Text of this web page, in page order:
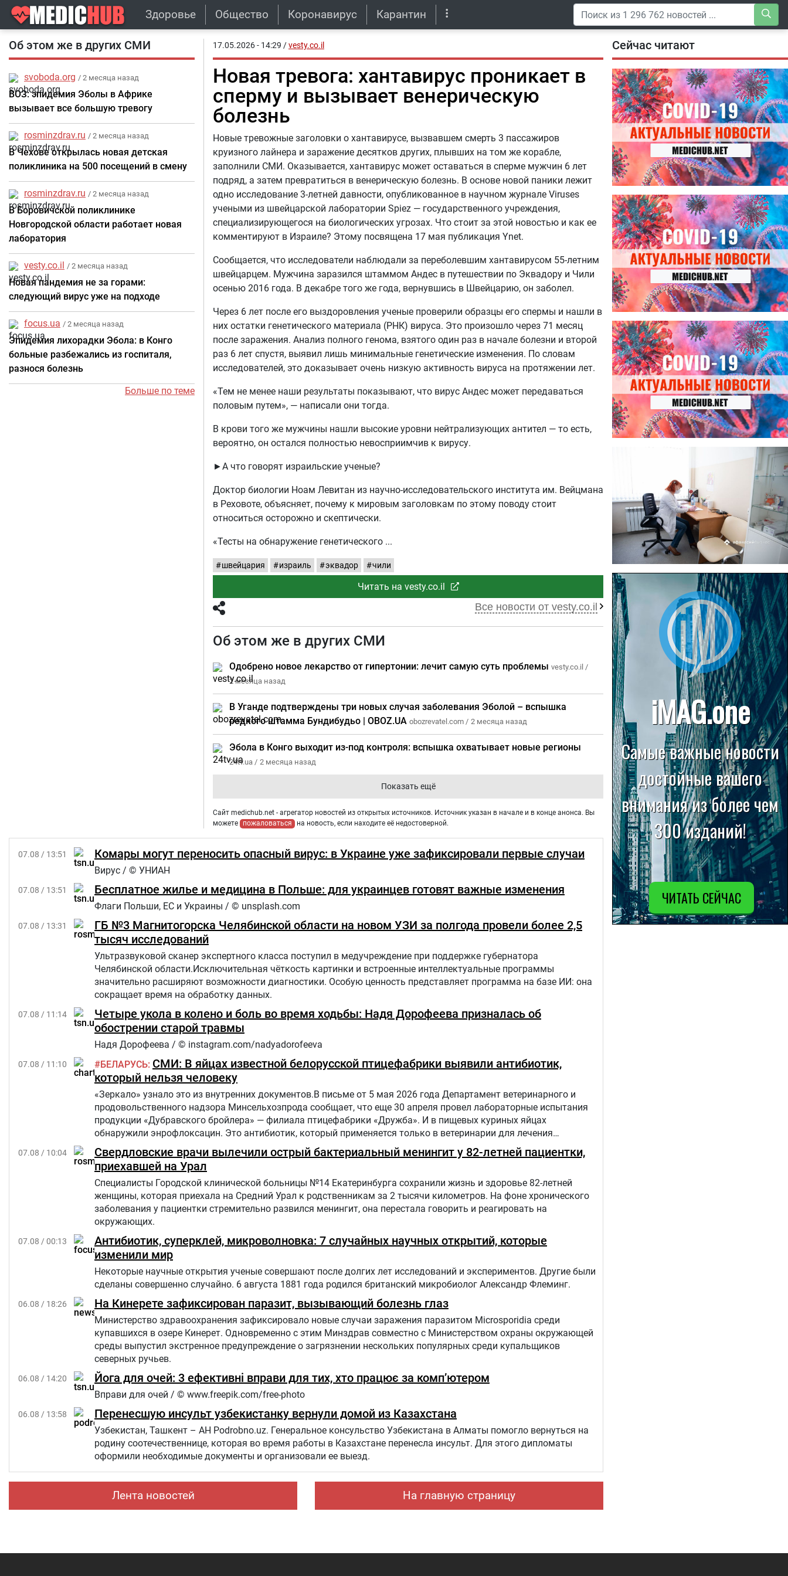
Здоровье Общество Коронавирус Карантин
Об этом же в других СМИ
svoboda.org / 2 месяца назад
ВОЗ: эпидемия Эболы в Африке
вызывает все большую тревогу
rosminzdrav.ru / 2 месяца назад
В Чехове открылась новая детская
поликлиника на 500 посещений в смену
rosminzdrav.ru / 2 месяца назад
В Боровичской поликлинике
Новгородской области работает новая
лаборатория
vesty.co.il / 2 месяца назад
Новая пандемия не за горами:
следующий вирус уже на подходе
focus.ua / 2 месяца назад
Эпидемия лихорадки Эбола: в Конго
больные разбежались из госпиталя,
разнося болезнь
Больше по теме
17.05.2026 - 14:29 /vesty.co.il
Новая тревога: хантавирус проникает в
сперму и вызывает венерическую
болезнь
Новые тревожные заголовки о хантавирусе, вызвавшем смерть 3 пассажиров
круизного лайнера и заражение десятков других, плывших на том же корабле,
заполнили СМИ. Оказывается, хантавирус может оставаться в сперме мужчин 6 лет
подряд, а затем превратиться в венерическую болезнь. В основе новой паники лежит
одно исследование 3-летней давности, опубликованное в научном журнале Viruses
учеными из швейцарской лаборатории Spiez — государственного учреждения,
специализирующегося на биологических угрозах. Что стоит за этой новостью и как ее
комментируют в Израиле? Этому посвящена 17 мая публикация Ynet.
Сообщается, что исследователи наблюдали за переболевшим хантавирусом 55-летним
швейцарцем. Мужчина заразился штаммом Андес в путешествии по Эквадору и Чили
осенью 2016 года. В декабре того же года, вернувшись в Швейцарию, он заболел.
Через 6 лет после его выздоровления ученые проверили образцы его спермы и нашли в
них остатки генетического материала (РНК) вируса. Это произошло через 71 месяц
после заражения. Анализ полного генома, взятого один раз в начале болезни и второй
раз 6 лет спустя, выявил лишь минимальные генетические изменения. По словам
исследователей, это доказывает очень низкую активность вируса на протяжении лет.
«Тем не менее наши результаты показывают, что вирус Андес может передаваться
половым путем», — написали они тогда.
В крови того же мужчины нашли высокие уровни нейтрализующих антител — то есть,
вероятно, он остался полностью невосприимчив к вирусу.
►А что говорят израильские ученые?
Доктор биологии Ноам Левитан из научно-исследовательского института им. Вейцмана
в Реховоте, объясняет, почему к мировым заголовкам по этому поводу стоит
относиться осторожно и скептически.
«Тесты на обнаружение генетического
швейцария израиль эквадор чили
Читать на vesty.co.il
Все новости от vesty.co.il
Об этом же в других СМИ
Одобрено новое лекарство от гипертонии: лечит самую суть проблемы vesty.co.il /
2 месяца назад
В Уганде подтверждены три новых случая заболевания Эболой – вспышка
редкого штамма Бундибудьо | OBOZ.UA obozrevatel.com / 2 месяца назад
Эбола в Конго выходит из-под контроля: вспышка охватывает новые регионы
24tv.ua / 2 месяца назад
Показать ещё
Сайт medichub.net - агрегатор новостей из открытых источников. Источник указан в начале и в конце анонса. Вы
можете
пожаловаться на новость, если находите её недостоверной.
07.08 / 13:51 Комары могут переносить опасный вирус: в Украине уже зафиксировали первые случаи
Вирус / © УНИАН
07.08 / 13:51 Бесплатное жилье и медицина в Польше: для украинцев готовят важные изменения
Флаги Польши, ЕС и Украины / © unsplash.com
07.08 / 13:31
ГБ №3 Магнитогорска Челябинской области на новом УЗИ за полгода провели более 2,5
тысяч исследований
Ультразвуковой сканер экспертного класса поступил в медучреждение при поддержке губернатора
Челябинской области.Исключительная чёткость картинки и встроенные интеллектуальные программы
значительно расширяют возможности диагностики. Особую ценность представляет программа на базе ИИ: она
сокращает время на обработку данных.
07.08 / 11:14
Четыре укола в колено и боль во время ходьбы: Надя Дорофеева призналась об
обострении старой травмы
Надя Дорофеева / © instagram.com/nadyadorofeeva
07.08 / 11:10 БЕЛАРУСЬ СМИ: В яйцах известной белорусской птицефабрики выявили антибиотик,
который нельзя человеку
«Зеркало» узнало это из внутренних документов.В письме от 5 мая 2026 года Департамент ветеринарного и
продовольственного надзора Минсельхозпрода сообщает, что еще 30 апреля провел лабораторные испытания
продукции «Дубравского бройлера» — филиала птицефабрики «Дружба». И в пищевых куриных яйцах
обнаружили энрофлоксацин. Это антибиотик, который применяется только в ветеринарии для лечения
сельскохозяйственных, домашних животных и птиц.
07.08 / 10:04
Свердловские врачи вылечили острый бактериальный менингит у 82-летней пациентки,
приехавшей на Урал
Специалисты Городской клинической больницы №14 Екатеринбурга сохранили жизнь и здоровье 82-летней
женщины, которая приехала на Средний Урал к родственникам за 2 тысячи километров. На фоне хронического
заболевания у пациентки стремительно развился менингит, она перестала говорить и реагировать на
окружающих.
07.08 / 00:13
Антибиотик, суперклей, микроволновка: 7 случайных научных открытий, которые
изменили мир
Некоторые научные открытия ученые совершают после долгих лет исследований и экспериментов. Другие были
сделаны совершенно случайно. 6 августа 1881 года родился британский микробиолог Александр Флеминг.
06.08 / 18:26 На Кинерете зафиксирован паразит, вызывающий болезнь глаз
Министерство здравоохранения зафиксировало новые случаи заражения паразитом Microsporidia среди
купавшихся в озере Кинерет. Одновременно с этим Минздрав совместно с Министерством охраны окружающей
среды выпустил экстренное предупреждение о загрязнении нескольких популярных среди купальщиков
северных ручьев.
06.08 / 14:20 Йога для очей: 3 ефективні вправи для тих, хто працює за комп’ютером
Вправи для очей / © www.freepik.com/free-photo
06.08 / 13:58 Перенесшую инсульт узбекистанку вернули домой из Казахстана
Узбекистан, Ташкент – АН Podrobno.uz. Генеральное консульство Узбекистана в Алматы помогло вернуться на
родину соотечественнице, которая во время работы в Казахстане перенесла инсульт. Для этого дипломаты
оформили необходимые документы и организовали ее выезд.
Лента новостей На главную страницу
Сейчас читают
04.08.2026
Специалисты дали советы, как
правильно пить витамины
27.07.2026
Лучше фасоли: диетолог
названа 8 продуктов,
содержащих много клетчатки
угрозы: что нужно знать о
летних инфекциях
22.07.2026
Больница в Спирово работает
без рентгеновского кабинета